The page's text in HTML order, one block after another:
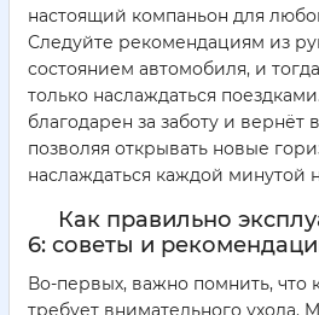
настоящий компаньон для
Следуйте рекомендациям из
состоянием автомобиля, и
только наслаждаться
благодарен за заботу и вернёт
позволяя открывать новые
наслаждаться каждой минутой
Как правильно
6: советы и
Во-первых, важно помнить, что
требует внимательного ухода.